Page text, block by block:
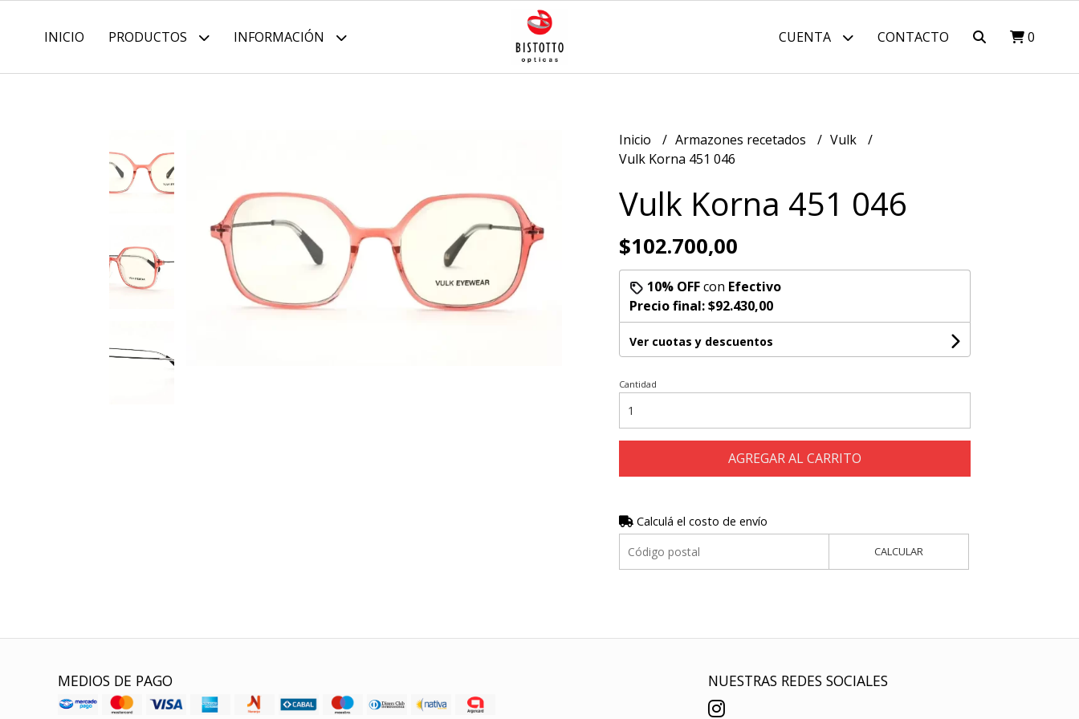
INICIO PRODUCTOS INFORMACIÓN CUENTA CONTACTO 0
Inicio Armazones recetados
Vulk
Vulk Korna 451 046
Vulk Korna 451 046
$102.700,00
10% OFFcon Efectivo
Precio final:$92.430,00
Ver cuotas y descuentos
Cantidad
AGREGAR AL CARRITO
Calculá el costo de envío
CALCULAR
MEDIOS DE PAGO NUESTRAS REDES SOCIALES